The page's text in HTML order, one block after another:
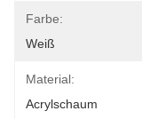
Farbe:
Weiß
Material:
Acrylschaum